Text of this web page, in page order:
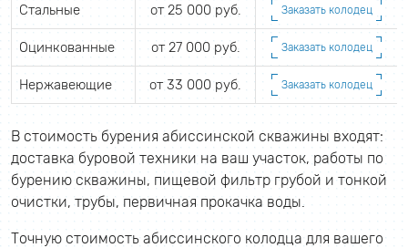
Стальные от 25 000 руб. Заказать колодец
Оцинкованные от 27 000 руб. Заказать колодец
Нержавеющие от 33 000 руб. Заказать колодец
В стоимость бурения абиссинской скважины входят:
доставка буровой техники на ваш участок, работы по
бурению скважины, пищевой фильтр грубой и тонкой
очистки, трубы, первичная прокачка воды.
Точную стоимость абиссинского колодца для вашего